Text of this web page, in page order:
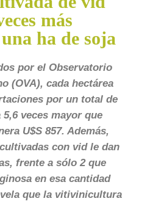
más
ha de soja
por el Observatorio
(OVA), cada hectárea
por un total de
5,6 veces mayor que
U$S 857. Además,
con vid le dan
frente a sólo 2 que
en esa cantidad
que la vitivinicultura